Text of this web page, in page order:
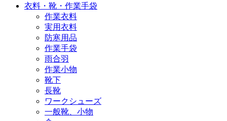
衣料・靴・作業手袋
作業衣料
実用衣料
防寒用品
作業手袋
雨合羽
作業小物
靴下
長靴
ワークシューズ
一般靴、小物